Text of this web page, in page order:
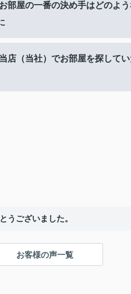
部屋の一番の決め手はどのよ
店（当社）でお部屋を探して
うございました。
お客様の声一覧